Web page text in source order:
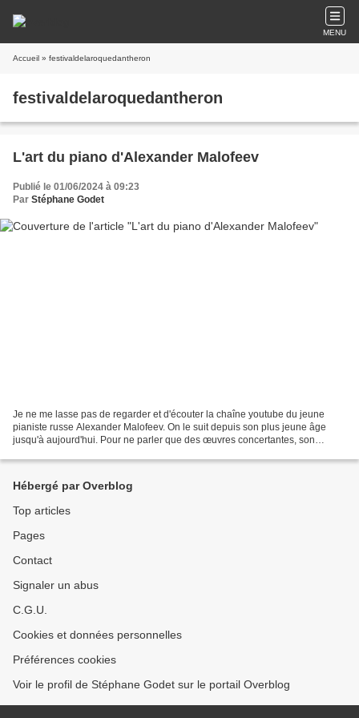
MENU
Accueil » festivaldelaroquedantheron
festivaldelaroquedantheron
L'art du piano d'Alexander Malofeev
Publié le 01/06/2024 à 09:23
Par Stéphane Godet
Je ne me lasse pas de regarder et d'écouter la chaîne youtube du jeune
pianiste russe Alexander Malofeev. On le suit depuis son plus jeune âge
jusqu'à aujourd'hui. Pour ne parler que des œuvres concertantes, son
Hébergé par Overblog
Top articles
Pages
Contact
Signaler un abus
C.G.U.
Cookies et données personnelles
Préférences cookies
Voir le profil de Stéphane Godet sur le portail Overblog